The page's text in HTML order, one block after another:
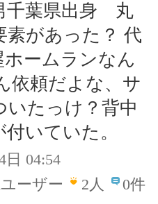
千葉県出身 丸
素があった？ 代
ホームランなん
依頼だよな、サ
いたっけ？背中
いていた。
日 04:54
ーザー
2人 0件